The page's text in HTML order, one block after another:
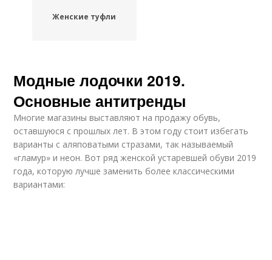
Женские туфли
Модные лодочки 2019.
Основные антитренды
Многие магазины выставляют на продажу обувь,
оставшуюся с прошлых лет. В этом году стоит избегать
варианты с аляповатыми стразами, так называемый
«гламур» и неон. Вот ряд женской устаревшей обуви 2019
года, которую лучше заменить более классическими
вариантами: